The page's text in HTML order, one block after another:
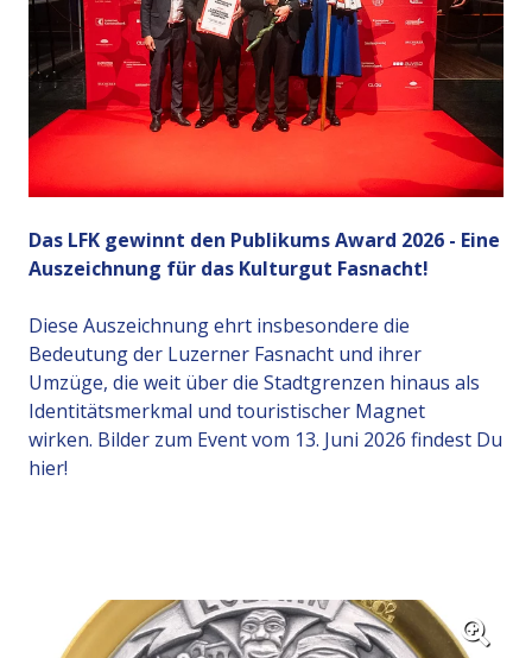
Das LFK gewinnt den Publikums Award 2026 - Eine
Auszeichnung für das Kulturgut Fasnacht!
Diese Auszeichnung ehrt insbesondere die
Bedeutung der Luzerner Fasnacht und ihrer
Umzüge, die weit über die Stadtgrenzen hinaus als
Identitätsmerkmal und touristischer Magnet
wirken. Bilder zum Event vom 13. Juni 2026 findest Du
hier!